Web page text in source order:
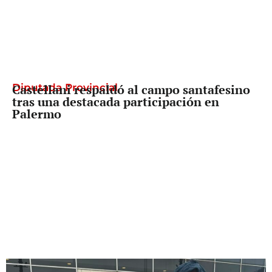
Diputada Provincial
Castellani respaldó al campo santafesino
tras una destacada participación en
Palermo